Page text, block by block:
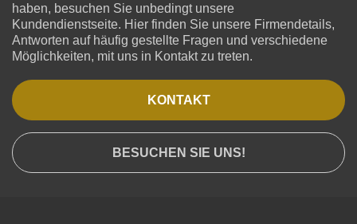
haben, besuchen Sie unbedingt unsere
Kundendienstseite. Hier finden Sie unsere Firmendetails,
Antworten auf häufig gestellte Fragen und verschiedene
Möglichkeiten, mit uns in Kontakt zu treten.
KONTAKT
BESUCHEN SIE UNS!